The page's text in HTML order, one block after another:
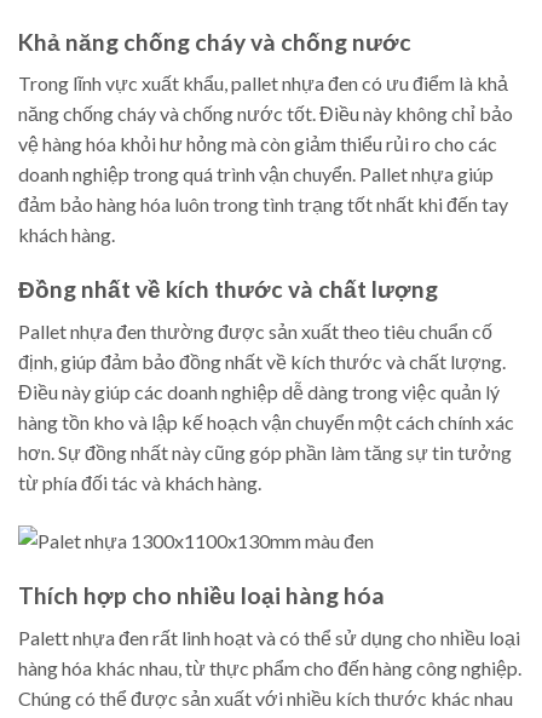
Khả năng chống cháy và chống nước
Trong lĩnh vực xuất khẩu, pallet nhựa đen có ưu điểm là khả
năng chống cháy và chống nước tốt. Điều này không chỉ bảo
vệ hàng hóa khỏi hư hỏng mà còn giảm thiểu rủi ro cho các
doanh nghiệp trong quá trình vận chuyển. Pallet nhựa giúp
đảm bảo hàng hóa luôn trong tình trạng tốt nhất khi đến tay
khách hàng.
Đồng nhất về kích thước và chất lượng
Pallet nhựa đen thường được sản xuất theo tiêu chuẩn cố
định, giúp đảm bảo đồng nhất về kích thước và chất lượng.
Điều này giúp các doanh nghiệp dễ dàng trong việc quản lý
hàng tồn kho và lập kế hoạch vận chuyển một cách chính xác
hơn. Sự đồng nhất này cũng góp phần làm tăng sự tin tưởng
từ phía đối tác và khách hàng.
Thích hợp cho nhiều loại hàng hóa
Palett nhựa đen rất linh hoạt và có thể sử dụng cho nhiều loại
hàng hóa khác nhau, từ thực phẩm cho đến hàng công nghiệp.
Chúng có thể được sản xuất với nhiều kích thước khác nhau